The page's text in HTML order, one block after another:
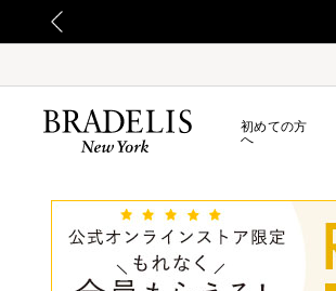
携でプレゼント！
初めての方
へ